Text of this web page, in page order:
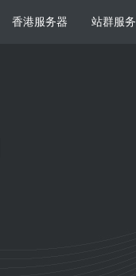
香港服务器 站群服